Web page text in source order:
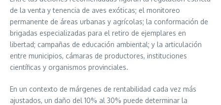
de la venta y tenencia de aves exóticas; el monitoreo
permanente de áreas urbanas y agrícolas; la conformación de
brigadas especializadas para el retiro de ejemplares en
libertad; campañas de educación ambiental; y la articulación
entre municipios, cámaras de productores, instituciones
científicas y organismos provinciales.
En un contexto de márgenes de rentabilidad cada vez más
ajustados, un daño del 10% al 30% puede determinar la